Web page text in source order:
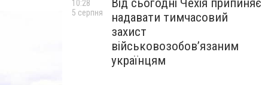
Від сьогодні Чехія припиняє
надавати тимчасовий
захист
військовозобов’язаним
українцям
10:28
5 серпня